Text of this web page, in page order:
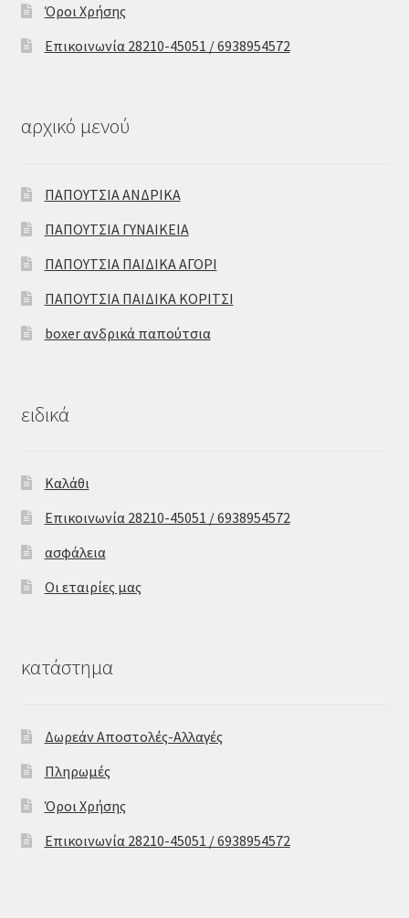
Όροι Χρήσης
Επικοινωνία 28210-45051 / 6938954572
αρχικό μενού
ΠΑΠΟΥΤΣΙΑ ΑΝΔΡΙΚΑ
ΠΑΠΟΥΤΣΙΑ ΓΥΝΑΙΚΕΙΑ
ΠΑΠΟΥΤΣΙΑ ΠΑΙΔΙΚΑ ΑΓΟΡΙ
ΠΑΠΟΥΤΣΙΑ ΠΑΙΔΙΚΑ ΚΟΡΙΤΣΙ
boxer ανδρικά παπούτσια
ειδικά
Καλάθι
Επικοινωνία 28210-45051 / 6938954572
ασφάλεια
Οι εταιρίες μας
κατάστημα
Δωρεάν Αποστολές-Αλλαγές
Πληρωμές
Όροι Χρήσης
Επικοινωνία 28210-45051 / 6938954572